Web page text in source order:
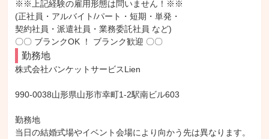
※※上記経験の雇用形態は問いません！※※
(正社員・アルバイト/パート・短期・単発・
契約社員・派遣社員・業務委託社員 など)
〇〇 ブランクOK ！ ブランク歓迎 〇〇
勤務地
株式会社バンケットサービスLien
990-0038山形県山形市幸町1-2駅南ビル603
勤務地
当日の結婚式場やイベント会場により向かう先は異なります。